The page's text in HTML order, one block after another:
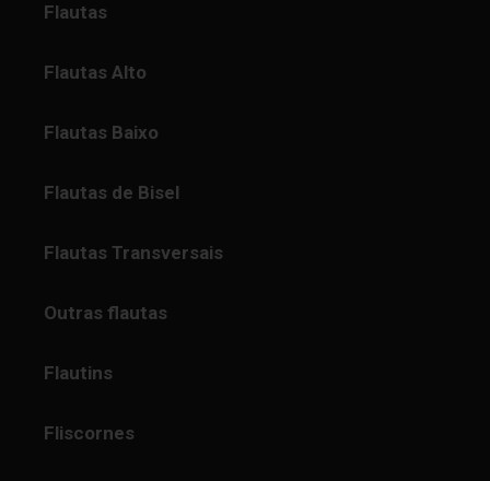
Flautas
Flautas Alto
Flautas Baixo
Flautas de Bisel
Flautas Transversais
Outras flautas
Flautins
Fliscornes